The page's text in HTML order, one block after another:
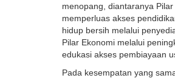
menopang, diantaranya
memperluas akses
hidup bersih melalui
Pilar Ekonomi melalui
edukasi akses pembiayaan
Pada kesempatan yang